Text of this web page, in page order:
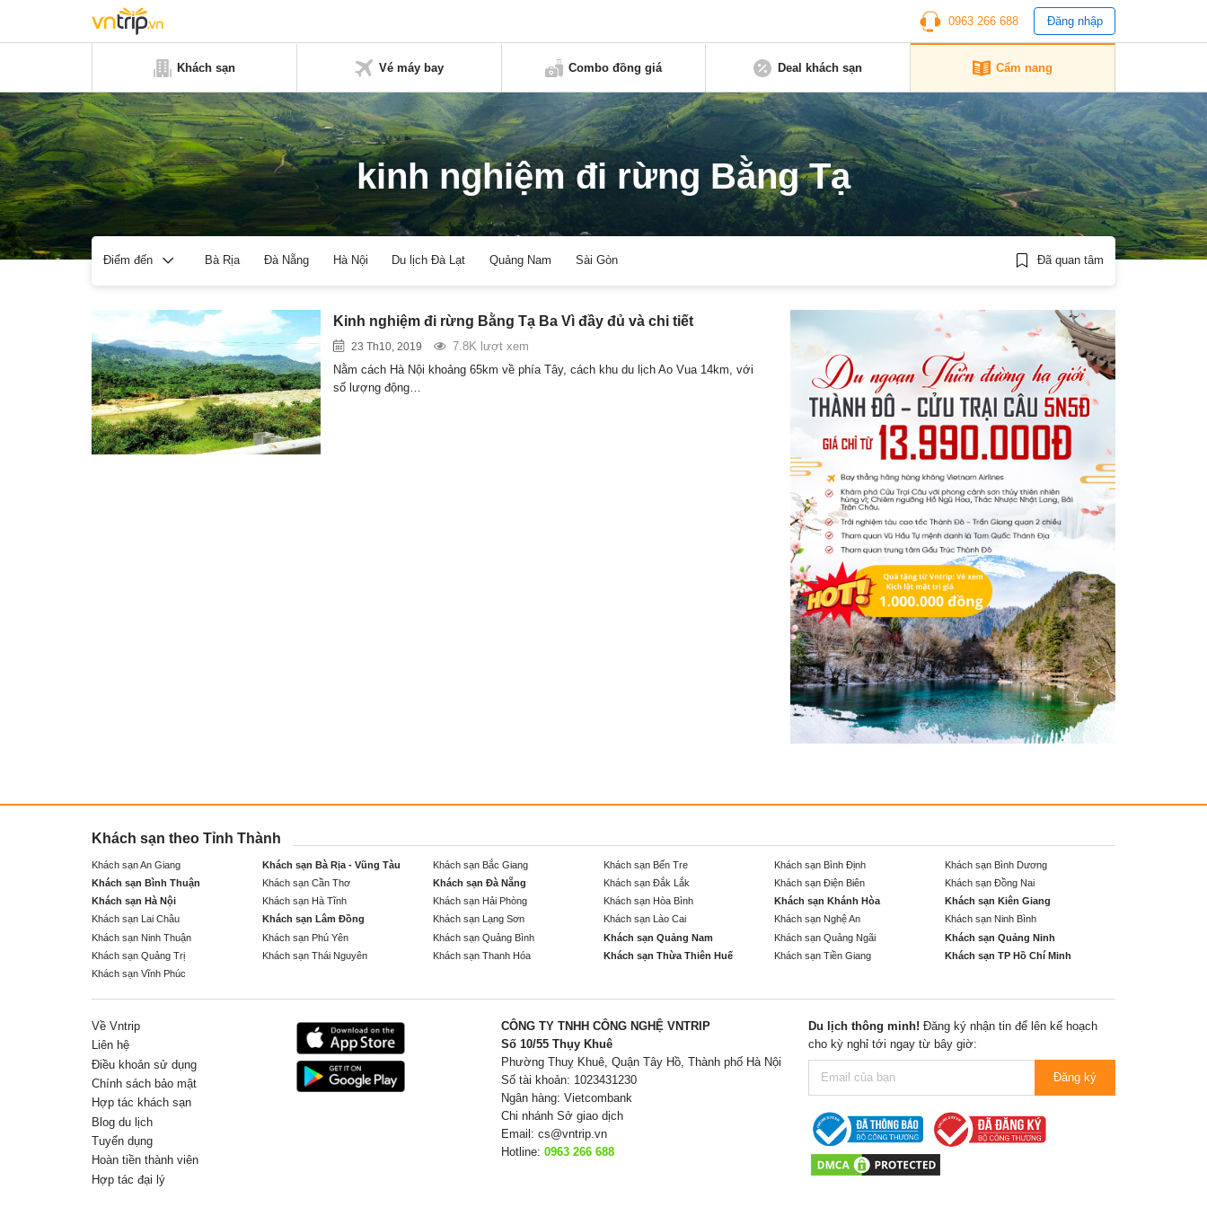
0963 266 688 Đăng nhập
Khách sạn Vé máy bay Combo đồng giá Deal khách sạn Cẩm nang
kinh nghiệm đi rừng Bằng Tạ
Điểm đến Bà Rịa Đà Nẵng Hà Nội Du lịch Đà Lạt Quảng Nam Sài Gòn Đã quan tâm
Kinh nghiệm đi rừng Bằng Tạ Ba Vì đầy đủ và chi tiết
23 Th10, 2019
7.8K lượt xem
Nằm cách Hà Nội khoảng 65km về phía Tây, cách khu du lịch Ao Vua 14km, với
số lượng động…
Khách sạn theo Tỉnh Thành
Khách sạn An Giang Khách sạn Bà Rịa - Vũng Tàu Khách sạn Bắc Giang Khách sạn Bến Tre Khách sạn Bình Định
Khách sạn Bình Dương
Khách sạn Bình Thuận
Khách sạn Cần Thơ Khách sạn Đà Nẵng Khách sạn Đắk Lắk Khách sạn Điện Biên
Khách sạn Đồng Nai
Khách sạn Hà Nội
Khách sạn Hà Tĩnh Khách sạn Hải Phòng Khách sạn Hòa Bình Khách sạn Khánh Hòa
Khách sạn Kiên Giang
Khách sạn Lai Châu
Khách sạn Lâm Đồng Khách sạn Lạng Sơn Khách sạn Lào Cai Khách sạn Nghệ An
Khách sạn Ninh Bình
Khách sạn Ninh Thuận
Khách sạn Phú Yên Khách sạn Quảng Bình Khách sạn Quảng Nam Khách sạn Quảng Ngãi
Khách sạn Quảng Ninh
Khách sạn Quảng Trị
Khách sạn Thái Nguyên Khách sạn Thanh Hóa Khách sạn Thừa Thiên Huế Khách sạn Tiền Giang
Khách sạn TP Hồ Chí Minh
Khách sạn Vĩnh Phúc
Về Vntrip
Liên hệ
Điều khoản sử dụng
Chính sách bảo mật
Hợp tác khách sạn
Blog du lịch
Tuyển dụng
Hoàn tiền thành viên
Hợp tác đại lý
CÔNG TY TNHH CÔNG NGHỆ VNTRIP
Số 10/55 Thụy Khuê
Phường Thuỵ Khuê, Quận Tây Hồ, Thành phố Hà Nội
Số tài khoản: 1023431230
Ngân hàng: Vietcombank
Chi nhánh Sở giao dịch
Email: cs@vntrip.vn
Hotline: 0963 266 688
Du lịch thông minh! Đăng ký nhận tin để lên kế hoạch
cho kỳ nghỉ tới ngay từ bây giờ:
Đăng ký